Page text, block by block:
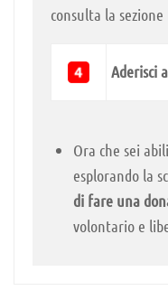
consulta la sezione
Aderisci
Ora che sei
esplorando la
di fare una
volontario e